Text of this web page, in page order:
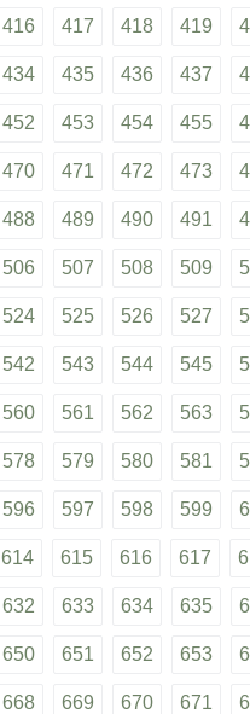
416 417 418 419
434 435 436 437
452 453 454 455
470 471 472 473
488 489 490 491
506 507 508 509
524 525 526 527
542 543 544 545
560 561 562 563
578 579 580 581
596 597 598 599
614 615 616 617
632 633 634 635
650 651 652 653
668 669 670 671